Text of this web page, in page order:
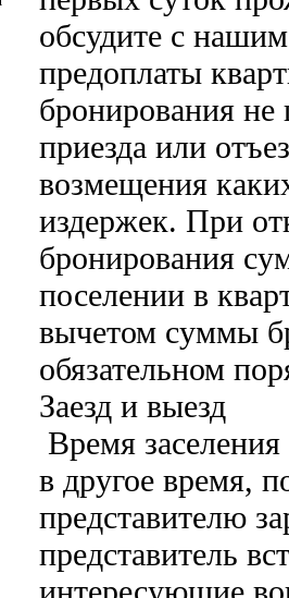
обсудите с
предоплаты
бронирования не
приезда или
возмещения
издержек. При
бронирования
поселении в
вычетом суммы
обязательном
Заезд и выезд
Время
в другое время,
представителю
представитель